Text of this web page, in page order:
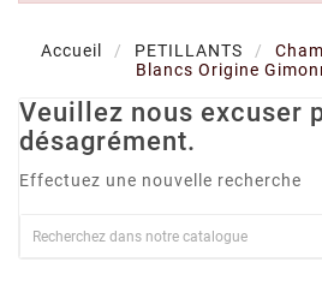
Accueil PETILLANTS
Blancs Origine
Veuillez nous excuser
désagrément.
Effectuez une nouvelle recherche